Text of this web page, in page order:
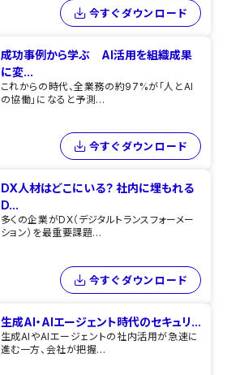
今すぐダウンロード
成功事例から学ぶ AI活用を組織成果
に変...
これからの時代、全業務の約97%が「人とAI
の協働」になると予測...
今すぐダウンロード
DX人材はどこにいる？ 社内に埋もれる
D...
多くの企業がDX（デジタルトランスフォーメー
ション）を最重要課題...
今すぐダウンロード
生成AI・AIエージェント時代のセキュリ...
生成AIやAIエージェントの社内活用が急速に
進む一方、会社が把握...